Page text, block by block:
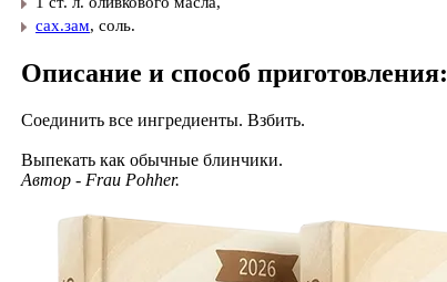
сах.зам, соль.
Описание и способ приготовления:
Соединить все ингредиенты. Взбить.
Выпекать как обычные блинчики.
Автор - Frau Pohher.